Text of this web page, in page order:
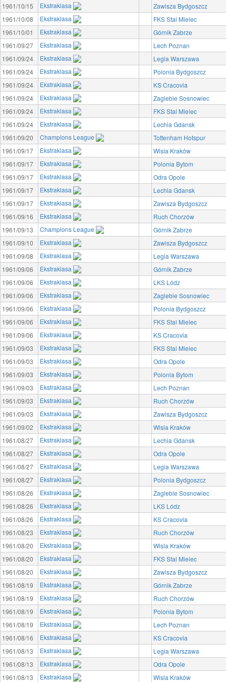
1961/10/15
Ekstraklasa
Zawisza Bydgoszcz
1961/10/08
Ekstraklasa
FKS Stal Mielec
1961/10/01
Ekstraklasa
Górnik Zabrze
1961/09/27
Ekstraklasa
Lech Poznan
1961/09/24
Ekstraklasa
Legia Warszawa
1961/09/24
Ekstraklasa
Polonia Bydgoszcz
1961/09/24
Ekstraklasa
KS Cracovia
1961/09/24
Ekstraklasa
Zaglebie Sosnowiec
1961/09/24
Ekstraklasa
FKS Stal Mielec
1961/09/24
Ekstraklasa
Lechia Gdansk
1961/09/20
Champions League
Tottenham Hotspur
1961/09/17
Ekstraklasa
Wisla Kraków
1961/09/17
Ekstraklasa
Polonia Bytom
1961/09/17
Ekstraklasa
Odra Opole
1961/09/17
Ekstraklasa
Lechia Gdansk
1961/09/17
Ekstraklasa
Zawisza Bydgoszcz
1961/09/16
Ekstraklasa
Ruch Chorzów
1961/09/13
Champions League
Górnik Zabrze
1961/09/10
Ekstraklasa
Zawisza Bydgoszcz
1961/09/08
Ekstraklasa
Legia Warszawa
1961/09/06
Ekstraklasa
Górnik Zabrze
1961/09/06
Ekstraklasa
LKS Lódz
1961/09/06
Ekstraklasa
Zaglebie Sosnowiec
1961/09/06
Ekstraklasa
Polonia Bydgoszcz
1961/09/06
Ekstraklasa
FKS Stal Mielec
1961/09/06
Ekstraklasa
KS Cracovia
1961/09/03
Ekstraklasa
FKS Stal Mielec
1961/09/03
Ekstraklasa
Odra Opole
1961/09/03
Ekstraklasa
Polonia Bytom
1961/09/03
Ekstraklasa
Lech Poznan
1961/09/03
Ekstraklasa
Ruch Chorzów
1961/09/03
Ekstraklasa
Zawisza Bydgoszcz
1961/09/02
Ekstraklasa
Wisla Kraków
1961/08/27
Ekstraklasa
Lechia Gdansk
1961/08/27
Ekstraklasa
Odra Opole
1961/08/27
Ekstraklasa
Legia Warszawa
1961/08/27
Ekstraklasa
Polonia Bydgoszcz
1961/08/26
Ekstraklasa
Zaglebie Sosnowiec
1961/08/26
Ekstraklasa
LKS Lódz
1961/08/26
Ekstraklasa
KS Cracovia
1961/08/23
Ekstraklasa
Ruch Chorzów
1961/08/20
Ekstraklasa
Wisla Kraków
1961/08/20
Ekstraklasa
FKS Stal Mielec
1961/08/20
Ekstraklasa
Zawisza Bydgoszcz
1961/08/19
Ekstraklasa
Górnik Zabrze
1961/08/19
Ekstraklasa
Ruch Chorzów
1961/08/19
Ekstraklasa
Polonia Bytom
1961/08/19
Ekstraklasa
Lech Poznan
1961/08/16
Ekstraklasa
KS Cracovia
1961/08/13
Ekstraklasa
Legia Warszawa
1961/08/13
Ekstraklasa
Odra Opole
1961/08/13
Ekstraklasa
Wisla Kraków